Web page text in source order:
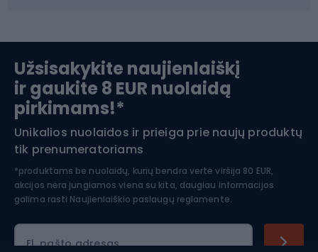
Slidinėjimas
Apranga žiemos sportui
Šiaurietiškas ėjimas
Užsisakykite naujienlaiškį
ir gaukite 8 EUR nuolaidą
pirkimams!*
Unikalios nuolaidos ir prieiga prie naujų produktų
tik prenumeratoriams
*produktams be nuolaidų, kurių bendra vertė viršija 80 EUR,
akcijos nėra jungiamos viena su kita, daugiau informacijos
galima rasti Naujienlaiškio paslaugų reglamente.
El. pašto adresas